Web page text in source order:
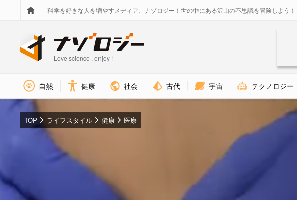
科学を好きな人を増やすメディア、ナゾロジー！世の中にある沢山の不思議を冒険しよう！
Love science , enjoy !
自然 健康 社会 古代 宇宙 テクノロジー
TOP ライフスタイル 健康 医療